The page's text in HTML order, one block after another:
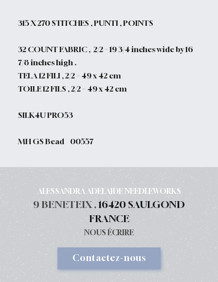
315X 270 STITCHES , PUNTI , POINTS
32 COUNT FABRIC , 2/2 = 19 3/4 inches wide by 16
7/8 inches high .
TELA 12 FILI , 2/2 = 49 x 42 cm
TOILE 12 FILS , 2/2 = 49 x 42 cm
SILK4U PRO53
MH GS Bead 00557
ALESSANDRA ADELAIDE NEEDLEWORKS
9 BENETEIX ,16420 SAULGOND
FRANCE
NOUS ÉCRIRE
Contactez-nous